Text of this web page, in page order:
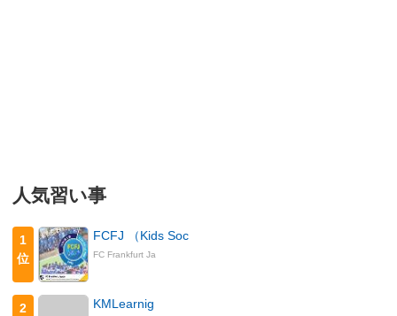
人気習い事
1
位
FCFJ （Kids Soc
FC Frankfurt Ja
2
KMLearnig